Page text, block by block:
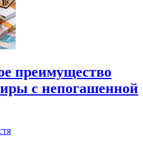
преимущество
с непогашенной